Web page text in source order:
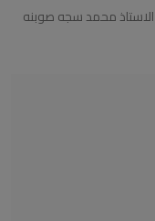
الاستاذ محمد سجه صوبنه